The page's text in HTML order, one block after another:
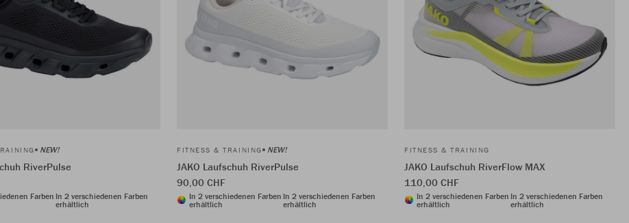
NEW!
RiverPulse
Farben In 2 verschiedenen Farben
erhältlich
FITNESS & TRAINING NEW!
JAKO Laufschuh RiverPulse
90,00 CHF
In 2 verschiedenen Farben
erhältlich
In 2 verschiedenen Farben
erhältlich
FITNESS & TRAINING
JAKO Laufschuh RiverFlow MAX
110,00 CHF
In 2 verschiedenen Farben
erhältlich
In 2 verschiedenen Farben
erhältlich